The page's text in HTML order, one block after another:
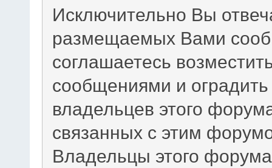
Исключительно Вы
размещаемых Вами
соглашаетесь
сообщениями и оградить
владельцев этого
связанных с этим
Владельцы этого